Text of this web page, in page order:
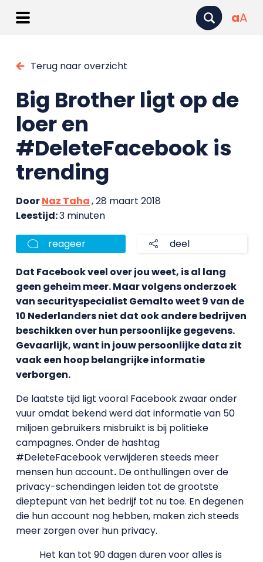
aA
Terug naar overzicht
Big Brother ligt op de
loer en
#DeleteFacebook is
trending
DoorNaz Taha, 28 maart 2018
Leestijd:3 minuten
reageer deel
Dat Facebook veel over jou weet, is al lang
geen geheim meer. Maar volgens onderzoek
van securityspecialist Gemalto weet 9 van de
10 Nederlanders niet dat ook andere bedrijven
beschikken over hun persoonlijke gegevens.
Gevaarlijk, want in jouw persoonlijke data zit
vaak een hoop belangrijke informatie
verborgen.
De laatste tijd ligt vooral Facebook zwaar onder
vuur omdat bekend werd dat informatie van 50
miljoen gebruikers misbruikt is bij politieke
campagnes. Onder de hashtag
#DeleteFacebook verwijderen steeds meer
mensen hun account.De onthullingen over de
privacy-schendingen leiden tot de grootste
dieptepunt van het bedrijf tot nu toe. En degenen
die hun account nog hebben, maken zich steeds
meer zorgen over hun privacy.
Het kan tot 90 dagen duren voor alles is